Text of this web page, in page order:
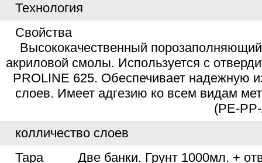
Технология
Свойства
Высококачественный порозаполняющий
акриловой смолы. Используется с
PROLINE 625. Обеспечивает надежную
слоев. Имеет адгезию ко всем видам
(PE-
колличество слоев
Тара
Две банки. Грунт 1000мл. +